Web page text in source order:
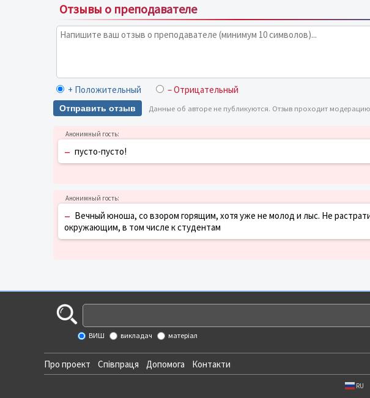
Отзывы о преподавателе
+ Положительный – Отрицательный
Отправить отзыв Данные об авторе не публикуются. Отзыв проходит
– пусто-пусто!
– Вечный юноша, со взором горящим, хотя уже не молод и лыс. Не
окружающим, в том числе к студентам
ВИШ викладач матеріал
Про проект Співпраця Допомога Контакти
RU